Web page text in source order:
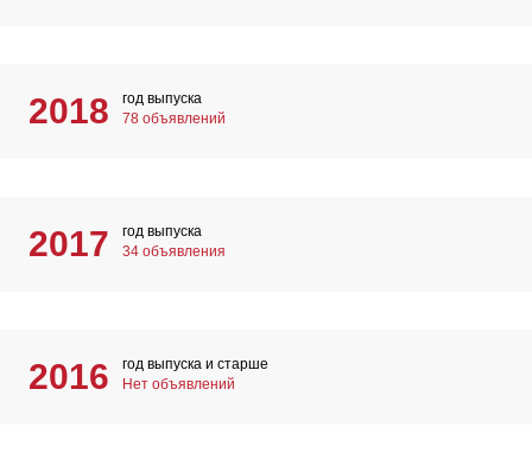
2018
год выпуска
78 объявлений
2017
год выпуска
34 объявления
2016
год выпуска и старше
Нет объявлений